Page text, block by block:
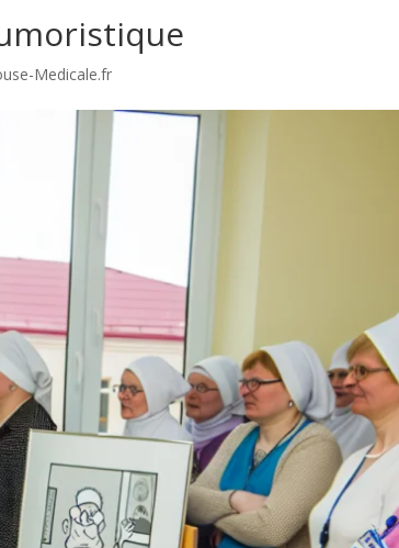
Medicale.fr